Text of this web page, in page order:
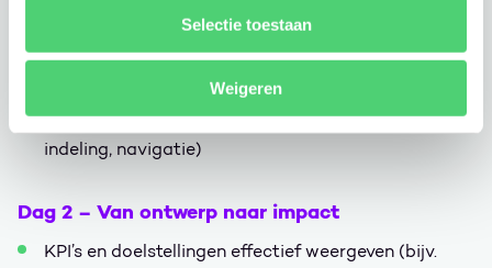
Selectie toestaan
Weigeren
Visual best practices: welke grafiek gebruik je
Structuur aanbrengen in je rapport (pagina-
indeling, navigatie)
Dag 2 – Van ontwerp naar impact
KPI’s en doelstellingen effectief weergeven (bijv.